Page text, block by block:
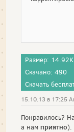
Размер: 14.92K
Скачано: 490
Скачать
15.10.13 в 17:25
Понравилось?
а нам приятно).